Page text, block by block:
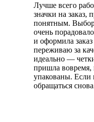
Лучше всего
значки на заказ,
понятным. Выбор
очень
и оформила
переживаю за
идеально —
пришла вовремя,
упакованы. Если
обращаться